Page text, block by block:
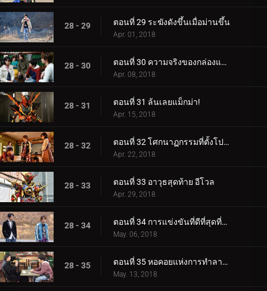
28 - 29 ตอนที่ 29 ระฆังดังขึ้นเมื่อม่านขึ้น
Apr. 01, 2018
28 - 30 ตอนที่ 30 ความจริงของกล่องแพนโดร่า
Apr. 08, 2018
28 - 31 ตอนที่ 31 ล้นเลยแม็กม่า!
Apr. 15, 2018
28 - 32 ตอนที่ 32 โศกนาฏกรรมที่ตั้งโปรแกรมไว้
Apr. 22, 2018
28 - 33 ตอนที่ 33 อาวุธสุดท้าย อีโวล
Apr. 29, 2018
28 - 34 ตอนที่ 34 การแข่งขันที่ดีที่สุดที่แยกจากกัน
May. 06, 2018
28 - 35 ตอนที่ 35 หอคอยแห่งการทำลายล้าง
May. 13, 2018